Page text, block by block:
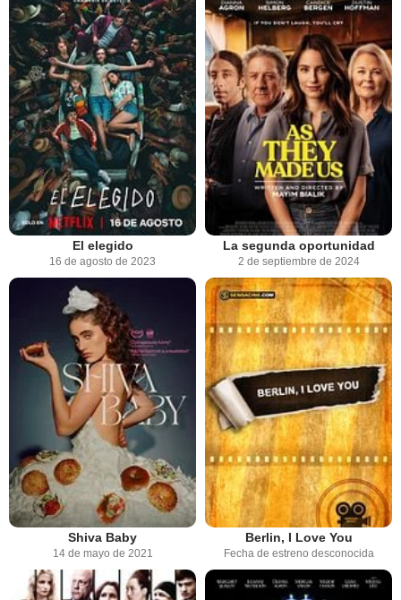
El elegido
16 de agosto de 2023
La segunda oportunidad
2 de septiembre de 2024
Shiva Baby
14 de mayo de 2021
Berlin, I Love You
Fecha de estreno desconocida